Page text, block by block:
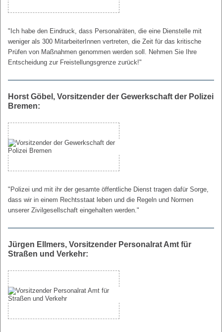
"Ich habe den Eindruck, dass Personalräten, die eine Dienstelle mit
weniger als 300 MitarbeiterInnen vertreten, die Zeit für das kritische
Prüfen von Maßnahmen genommen werden soll. Nehmen Sie Ihre
Entscheidung zur Freistellungsgrenze zurück!"
Horst Göbel, Vorsitzender der Gewerkschaft der Polizei
Bremen:
"Polizei und mit ihr der gesamte öffentliche Dienst tragen dafür Sorge,
dass wir in einem Rechtsstaat leben und die Regeln und Normen
unserer Zivilgesellschaft eingehalten werden."
Jürgen Ellmers, Vorsitzender Personalrat Amt für
Straßen und Verkehr: